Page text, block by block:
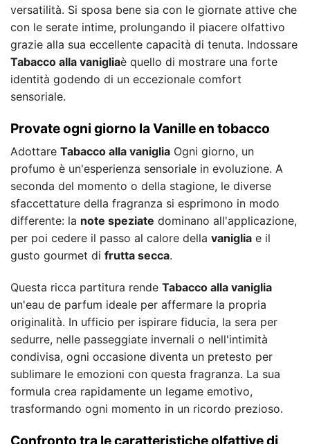
versatilità. Si sposa bene sia con le giornate attive che
con le serate intime, prolungando il piacere olfattivo
grazie alla sua eccellente capacità di tenuta. Indossare
Tabacco alla vanigliaè quello di mostrare una forte
identità godendo di un eccezionale comfort
sensoriale.
Provate ogni giorno la Vanille en tobacco
Adottare Tabacco alla vaniglia Ogni giorno, un
profumo è un'esperienza sensoriale in evoluzione. A
seconda del momento o della stagione, le diverse
sfaccettature della fragranza si esprimono in modo
differente: la note speziate dominano all'applicazione,
per poi cedere il passo al calore della vaniglia e il
gusto gourmet di frutta secca.
Questa ricca partitura rende Tabacco alla vaniglia
un'eau de parfum ideale per affermare la propria
originalità. In ufficio per ispirare fiducia, la sera per
sedurre, nelle passeggiate invernali o nell'intimità
condivisa, ogni occasione diventa un pretesto per
sublimare le emozioni con questa fragranza. La sua
formula crea rapidamente un legame emotivo,
trasformando ogni momento in un ricordo prezioso.
Confronto tra le caratteristiche olfattive di